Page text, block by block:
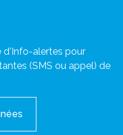
d'Info-alertes pour
(SMS ou appel) de